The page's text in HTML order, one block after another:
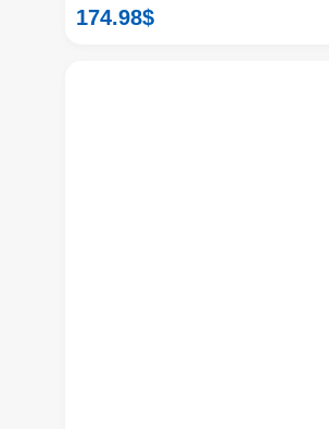
174.98$